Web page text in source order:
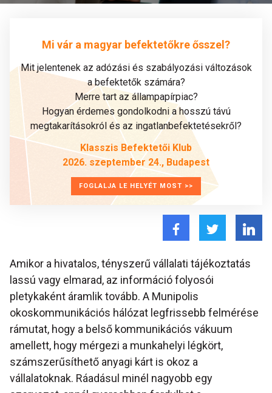
Mi vár a magyar befektetőkre ősszel?
Mit jelentenek az adózási és szabályozási változások
a befektetők számára?
Merre tart az állampapírpiac?
Hogyan érdemes gondolkodni a hosszú távú
megtakarításokról és az ingatlanbefektetésekről?
Klasszis Befektetői Klub
2026. szeptember 24., Budapest
FOGLALJA LE HELYÉT MOST >>
Amikor a hivatalos, tényszerű vállalati tájékoztatás
lassú vagy elmarad, az információ folyosói
pletykaként áramlik tovább. A Munipolis
okoskommunikációs hálózat legfrissebb felmérése
rámutat, hogy a belső kommunikációs vákuum
amellett, hogy mérgezi a munkahelyi légkört,
számszerűsíthető anyagi kárt is okoz a
vállalatoknak. Ráadásul minél nagyobb egy